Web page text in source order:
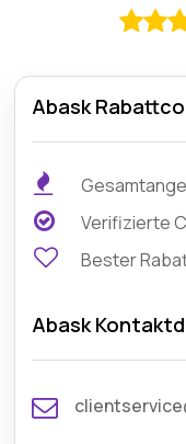
Abask
Verifizierte
Bester
Abask